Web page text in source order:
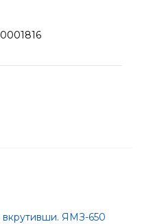
0001816
вкрутивши. ЯМЗ-650